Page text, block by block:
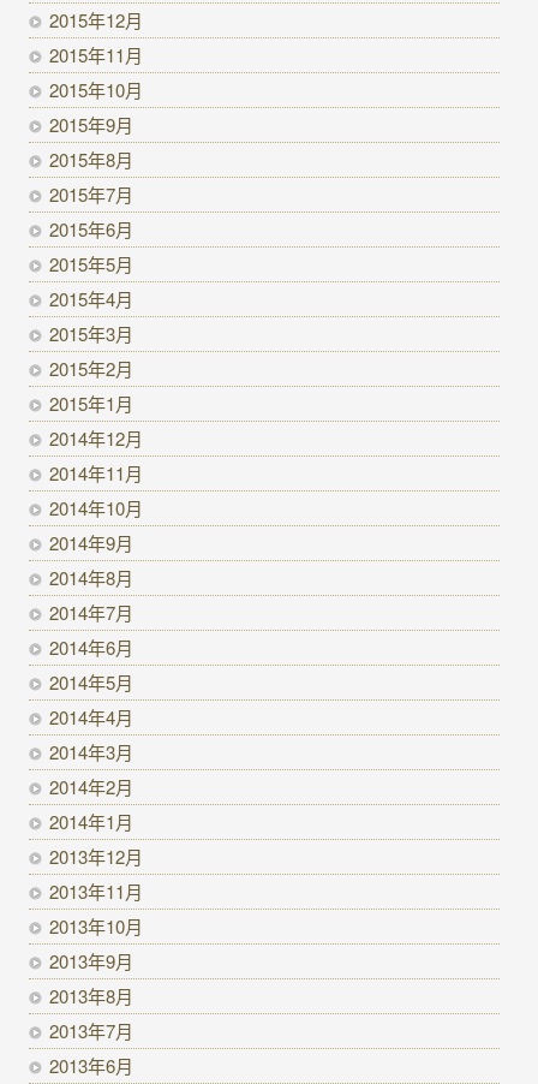
2015年12月
2015年11月
2015年10月
2015年9月
2015年8月
2015年7月
2015年6月
2015年5月
2015年4月
2015年3月
2015年2月
2015年1月
2014年12月
2014年11月
2014年10月
2014年9月
2014年8月
2014年7月
2014年6月
2014年5月
2014年4月
2014年3月
2014年2月
2014年1月
2013年12月
2013年11月
2013年10月
2013年9月
2013年8月
2013年7月
2013年6月